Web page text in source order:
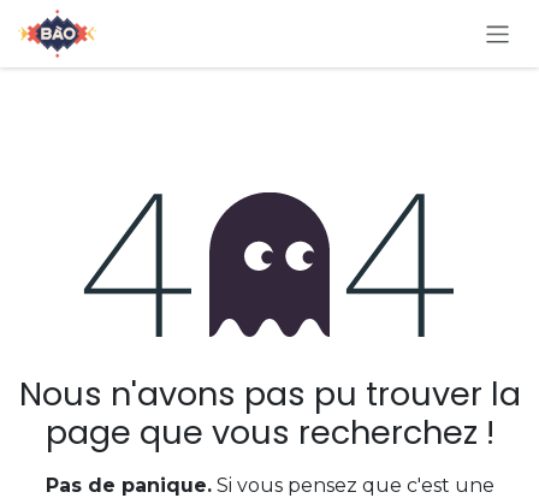
Se rendre au contenu
Erreur 404
Nous n'avons pas pu trouver la
page que vous recherchez !
Pas de panique.Si vous pensez que c'est une